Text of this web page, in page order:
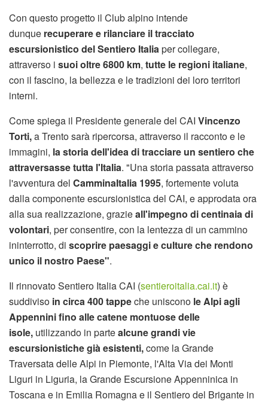
Con questo progetto il Club alpino intende
dunque recuperare e rilanciare il tracciato
escursionistico del Sentiero Italiaper collegare,
attraverso i suoi oltre 6800 km, tutte le regioni italiane,
con il fascino, la bellezza e le tradizioni dei loro territori
interni.
Come spiega il Presidente generale del CAI Vincenzo
Torti,a Trento sarà ripercorsa, attraverso il racconto e le
immagini, la storia dell'idea di tracciare un sentiero che
attraversasse tutta l'Italia. "Una storia passata attraverso
l'avventura del CamminaItalia 1995, fortemente voluta
dalla componente escursionistica del CAI, e approdata ora
alla sua realizzazione, grazieall'impegno di centinaia di
volontari, per consentire, con la lentezza di un cammino
ininterrotto, di scoprire paesaggi e culture che rendono
unico il nostro Paese".
Il rinnovato Sentiero Italia CAI (sentieroitalia.cai.it) è
suddiviso in circa 400 tappeche uniscono le Alpi agli
Appennini fino alle catene montuose delle
isole, utilizzando in partealcune grandi vie
escursionistiche già esistenti,come la Grande
Traversata delle Alpi in Piemonte, l'Alta Via dei Monti
Liguri in Liguria, la Grande Escursione Appenninica in
Toscana e in Emilia Romagna e il Sentiero del Brigante in